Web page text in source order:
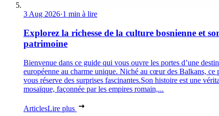
3 Aug 2026·1 min à lire
Explorez la richesse de la culture bosnienne et
patrimoine
Bienvenue dans ce guide qui vous ouvre les portes d’une
européenne au charme unique. Niché au cœur des Balkans, ce
vous réserve des surprises fascinantes.Son histoire est une
mosaïque, façonnée par les empires romain,...
ArticlesLire plus